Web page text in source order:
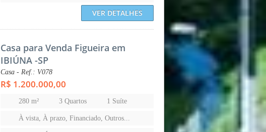
VER DETALHES
Casa para Venda Figueira em
IBIÚNA -SP
Casa - Ref.: V078
R$ 1.200.000,00
280 m² 3 Quartos 1 Suíte
À vista, À prazo, Financiado, Outros...